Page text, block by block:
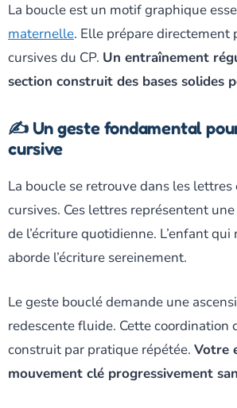
La boucle est un motif graphique
maternelle. Elle prépare directement
cursives du CP. Un entraînement
section construit des bases solides
✍️ Un geste fondamental
cursive
La boucle se retrouve dans les lettres
cursives. Ces lettres représentent
de l’écriture quotidienne. L’enfant
aborde l’écriture sereinement.
Le geste bouclé demande une
redescente fluide. Cette coordination
construit par pratique répétée. Votre
mouvement clé progressivement